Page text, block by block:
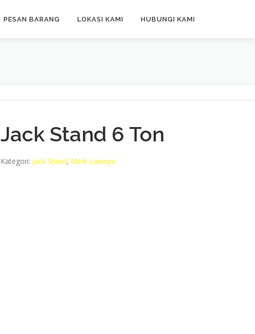
PESAN BARANG LOKASI KAMI HUBUNGI KAMI
Jack Stand 6 Ton
Kategori: Jack Stand, Merk Lainnya